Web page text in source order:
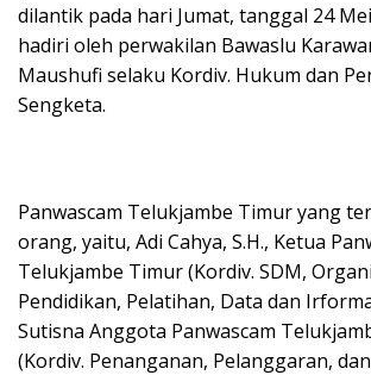
dilantik pada hari Jumat, tanggal 24
hadiri oleh perwakilan Bawaslu
Maushufi selaku Kordiv. Hukum dan
Sengketa.
Panwascam Telukjambe Timur yang
orang, yaitu, Adi Cahya, S.H., Ketua
Telukjambe Timur (Kordiv. SDM,
Pendidikan, Pelatihan, Data dan
Sutisna Anggota Panwascam
(Kordiv. Penanganan, Pelanggaran,